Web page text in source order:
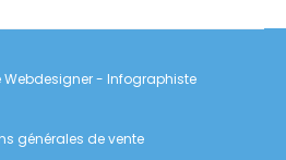
Webdesigner - Infographiste
générales de vente